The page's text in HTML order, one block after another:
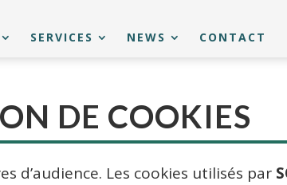
SERVICES NEWS CONTACT
DE COOKIES
d’audience. Les cookies utilisés par